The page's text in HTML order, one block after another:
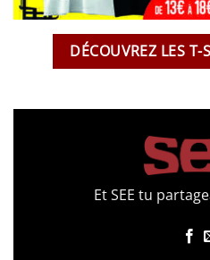
DÉCOUVREZ LES T-
Et SEE tu